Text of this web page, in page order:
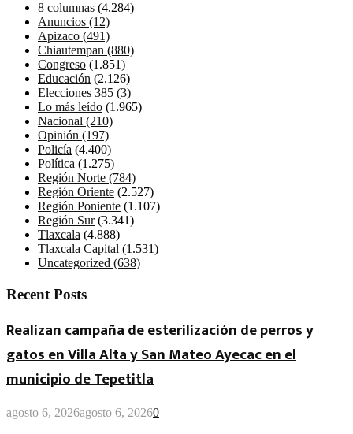
8 columnas (4.284)
Anuncios (12)
Apizaco (491)
Chiautempan (880)
Congreso (1.851)
Educación (2.126)
Elecciones 385 (3)
Lo más leído (1.965)
Nacional (210)
Opinión (197)
Policía (4.400)
Política (1.275)
Región Norte (784)
Región Oriente (2.527)
Región Poniente (1.107)
Región Sur(3.341)
Tlaxcala (4.888)
Tlaxcala Capital (1.531)
Uncategorized (638)
Recent Posts
Realizan campaña de esterilización de perros y
gatos en Villa Alta y San Mateo Ayecac en el
municipio de Tepetitla
agosto 6, 2026agosto 6, 20260